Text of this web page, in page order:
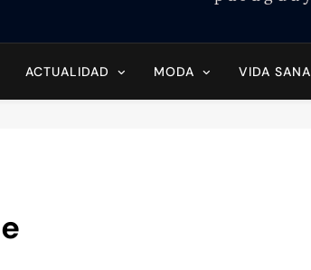
Ella Paraguay
ACTUALIDAD MODA VIDA SANA